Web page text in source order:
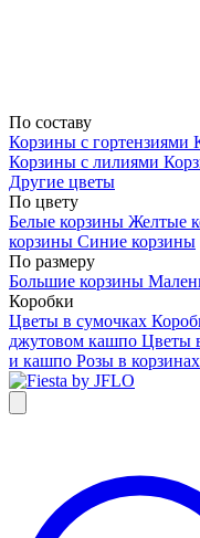
По составу
Корзины с гортензиями
Корзины с лилиями
Другие цветы
По цвету
Белые корзины Желтые
корзины Синие корзины
По размеру
Большие корзины
Коробки
Цветы в сумочках
джутовом кашпо Цветы
и кашпо Розы в корзинах